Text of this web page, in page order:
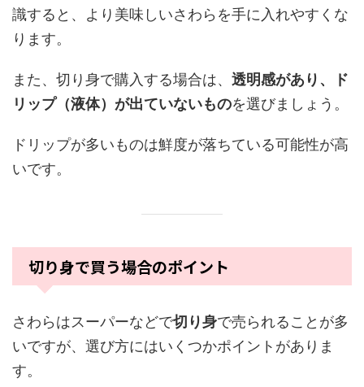
識すると、より美味しいさわらを手に入れやすくな
ります。
また、切り身で購入する場合は、 透明感があり、ド
リップ（液体）が出ていないものを選びましょう。
ドリップが多いものは鮮度が落ちている可能性が高
いです。
切り身で買う場合のポイント
さわらはスーパーなどで切り身で売られることが多
いですが、選び方にはいくつかポイントがありま
す。